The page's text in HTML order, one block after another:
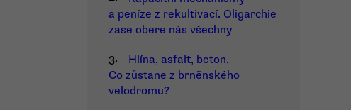
a peníze z rekultivací. Oligarchie
zase obere nás všechny
3.
Hlína, asfalt, beton.
Co zůstane z brněnského
velodromu?